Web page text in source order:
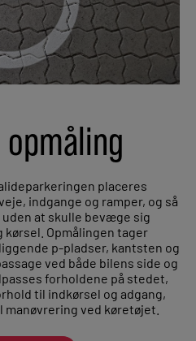
placeres
indgange og ramper, og så
at skulle bevæge sig
Opmålingen tager
p-pladser, kantsten og
ved både bilens side og
forholdene på stedet,
til indkørsel og adgang,
ved køretøjet.